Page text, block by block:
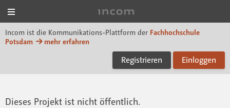
Incom ist die Kommunikations-Plattform der Fachhochschule
Potsdam
mehr erfahren
Registrieren Einloggen
Dieses Projekt ist nicht öffentlich.